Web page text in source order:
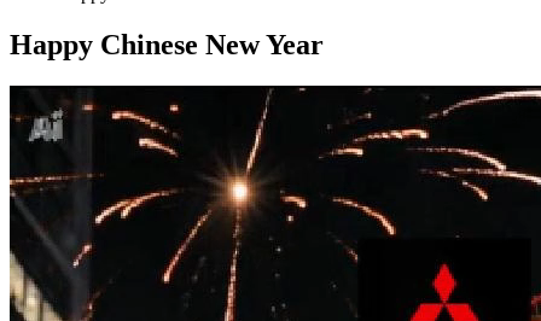
Happy Chinese New Year